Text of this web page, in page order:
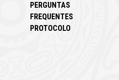
PERGUNTAS
FREQUENTES
PROTOCOLO